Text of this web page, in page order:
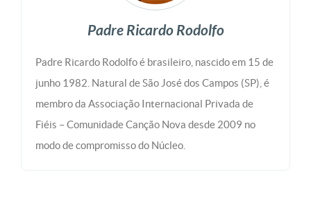
Padre Ricardo Rodolfo
Padre Ricardo Rodolfo é brasileiro, nascido em 15 de
junho 1982. Natural de São José dos Campos (SP), é
membro da Associação Internacional Privada de
Fiéis – Comunidade Canção Nova desde 2009 no
modo de compromisso do Núcleo.